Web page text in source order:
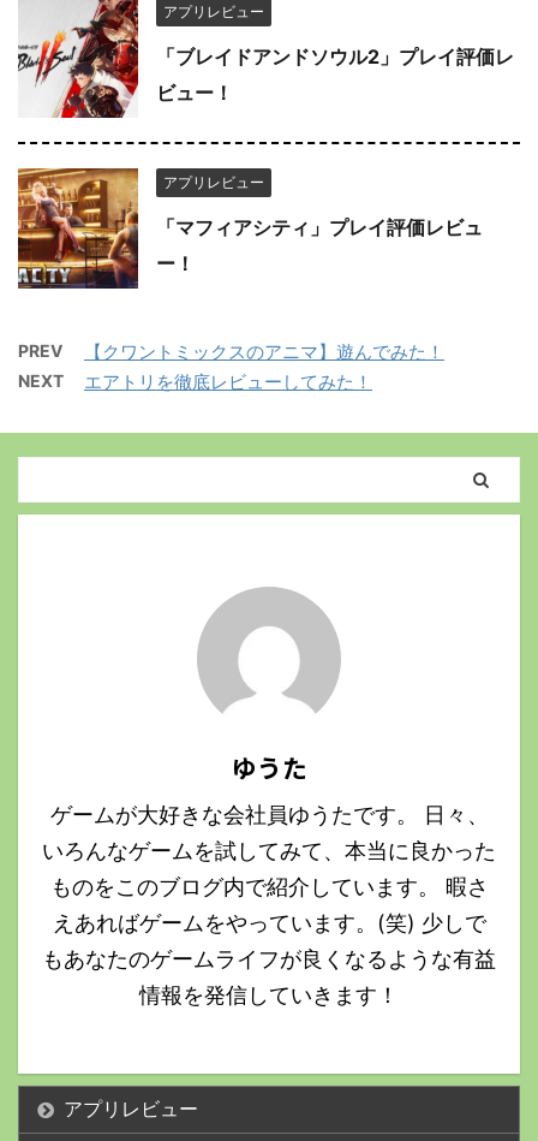
アプリレビュー
「ブレイドアンドソウル2」プレイ評価レ
ビュー！
アプリレビュー
「マフィアシティ」プレイ評価レビュ
ー！
PREV 【クワントミックスのアニマ】遊んでみた！
NEXT エアトリを徹底レビューしてみた！
ゆうた
ゲームが大好きな会社員ゆうたです。 日々、
いろんなゲームを試してみて、本当に良かった
ものをこのブログ内で紹介しています。 暇さ
えあればゲームをやっています。(笑) 少しで
もあなたのゲームライフが良くなるような有益
情報を発信していきます！
アプリレビュー